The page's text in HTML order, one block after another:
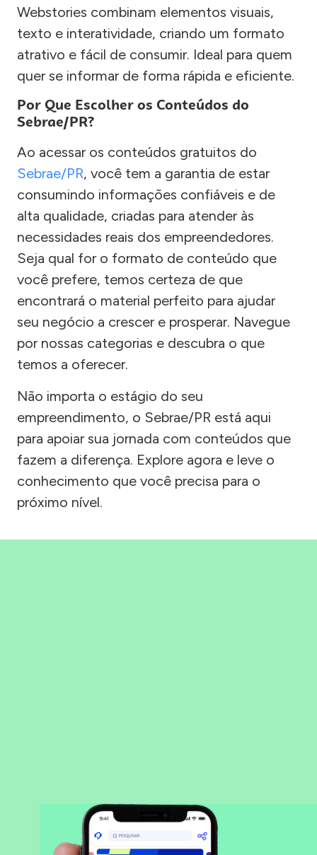
Webstories combinam elementos visuais,
texto e interatividade, criando um formato
atrativo e fácil de consumir. Ideal para quem
quer se informar de forma rápida e eficiente.
Por Que Escolher os Conteúdos do
Sebrae/PR?
Ao acessar os conteúdos gratuitos do
Sebrae/PR, você tem a garantia de estar
consumindo informações confiáveis e de
alta qualidade, criadas para atender às
necessidades reais dos empreendedores.
Seja qual for o formato de conteúdo que
você prefere, temos certeza de que
encontrará o material perfeito para ajudar
seu negócio a crescer e prosperar. Navegue
por nossas categorias e descubra o que
temos a oferecer.
Não importa o estágio do seu
empreendimento, o Sebrae/PR está aqui
para apoiar sua jornada com conteúdos que
fazem a diferença. Explore agora e leve o
conhecimento que você precisa para o
próximo nível.